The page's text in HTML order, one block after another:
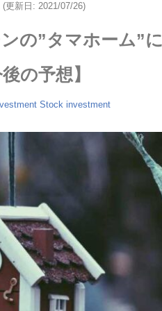
(更新日: 2021/07/26)
の”タマホーム”
の予想】
Stock investment